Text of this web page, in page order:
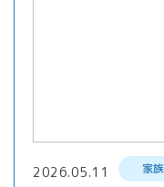
2026.05.11 家